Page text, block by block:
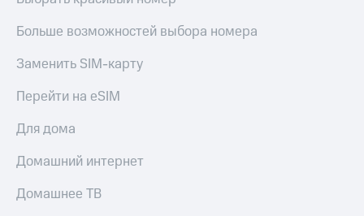
Больше возможностей выбора номера
Заменить SIM-карту
Перейти на eSIM
Для дома
Домашний интернет
Домашнее ТВ